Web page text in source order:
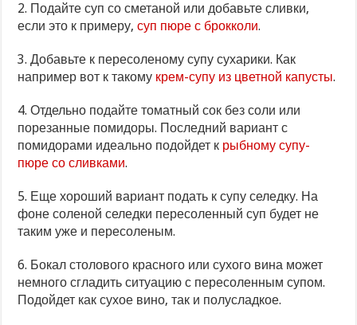
2. Подайте суп со сметаной или добавьте сливки,
если это к примеру,суп пюре с брокколи.
3. Добавьте к пересоленому супу сухарики. Как
например вот к такому крем-супу из цветной капусты.
4. Отдельно подайте томатный сок без соли или
порезанные помидоры. Последний вариант с
помидорами идеально подойдет к рыбному супу-
пюре со сливками.
5. Еще хороший вариант подать к супу селедку. На
фоне соленой селедки пересоленный суп будет не
таким уже и пересоленым.
6. Бокал столового красного или сухого вина может
немного сгладить ситуацию с пересоленным супом.
Подойдет как сухое вино, так и полусладкое.